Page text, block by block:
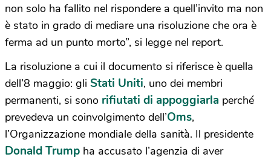
non solo ha fallito nel rispondere a quell’invito ma non
è stato in grado di mediare una risoluzione che ora è
ferma ad un punto morto”, si legge nel report.
La risoluzione a cui il documento si riferisce è quella
dell’8 maggio: gli Stati Uniti, uno dei membri
permanenti, si sono rifiutati di appoggiarla perché
prevedeva un coinvolgimento dell’Oms,
l’Organizzazione mondiale della sanità. Il presidente
Donald Trump ha accusato l’agenzia di aver